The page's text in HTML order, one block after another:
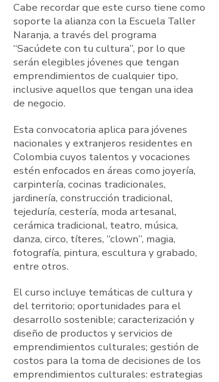
Cabe recordar que este curso tiene como
soporte la alianza con la Escuela Taller
Naranja, a través del programa
“Sacúdete con tu cultura”, por lo que
serán elegibles jóvenes que tengan
emprendimientos de cualquier tipo,
inclusive aquellos que tengan una idea
de negocio.
Esta convocatoria aplica para jóvenes
nacionales y extranjeros residentes en
Colombia cuyos talentos y vocaciones
estén enfocados en áreas como joyería,
carpintería, cocinas tradicionales,
jardinería, construcción tradicional,
tejeduría, cestería, moda artesanal,
cerámica tradicional, teatro, música,
danza, circo, títeres, “clown”, magia,
fotografía, pintura, escultura y grabado,
entre otros.
El curso incluye temáticas de cultura y
del territorio; oportunidades para el
desarrollo sostenible; caracterización y
diseño de productos y servicios de
emprendimientos culturales; gestión de
costos para la toma de decisiones de los
emprendimientos culturales: estrategias